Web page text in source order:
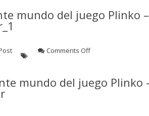
mundo del juego Plinko
Comments Offon
emocionante
mundo
mundo del juego Plinko